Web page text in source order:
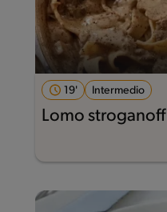
19' Intermedio
Lomo stroganoff